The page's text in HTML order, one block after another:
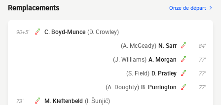
Remplacements Onze de départ
90+5' C. Boyd-Munce (D. Crowley)
84'
N. Sarr
(A. McGeady)
77'
A. Morgan
(J. Williams)
77'
D. Pratley
(S. Field)
77'
B. Purrington
(A. Doughty)
73' M. Kieftenbeld (I. Šunjić)